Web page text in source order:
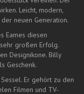
Leicht, modern,
neuen Generation.
Eames diesen
großen Erfolg.
Designikone. Billy
Geschenk.
Er gehört zu den
Filmen und TV-